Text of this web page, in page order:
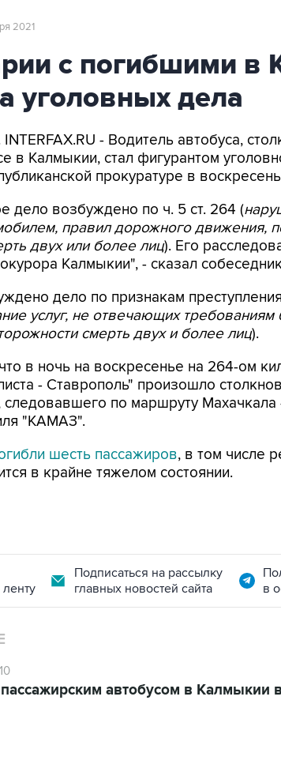
2021
с погибшими в
уголовных дела
- Водитель автобуса,
в Калмыкии, стал фигурантом
прокуратуре в
дело возбуждено по ч. 5 ст. 264 (
правил дорожного движения,
двух или более лиц). Его
Калмыкии", - сказал
дело по признакам
услуг, не отвечающих требованиям
смерть двух и более лиц).
в ночь на воскресенье на 264-ом
- Ставрополь" произошло
следовавшего по маршруту Махачкала
"КАМАЗ".
шесть пассажиров, в том числе
в крайне тяжелом состоянии.
Подписаться на рассылку
главных новостей сайта
в
автобусом в Калмыкии